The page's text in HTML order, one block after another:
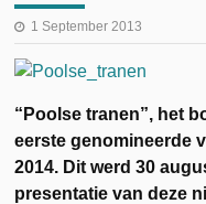
1 September 2013
“Poolse tranen”, het
eerste genomineerde
2014. Dit werd 30
presentatie van deze